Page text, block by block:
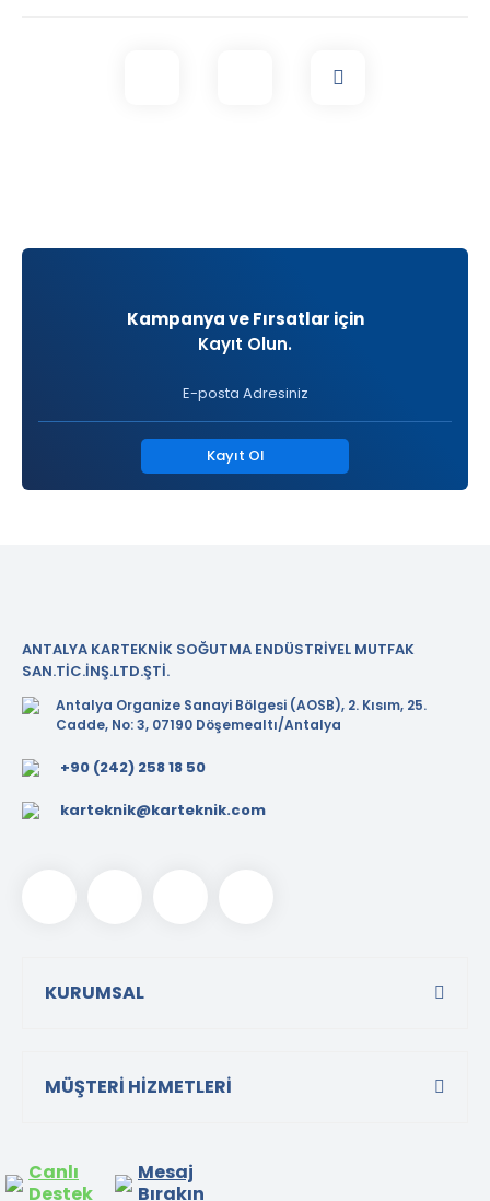
Kampanya ve Fırsatlar için
Kayıt Olun.
Kayıt Ol
ANTALYA KARTEKNİK SOĞUTMA ENDÜSTRİYEL MUTFAK
SAN.TİC.İNŞ.LTD.ŞTİ.
Antalya Organize Sanayi Bölgesi (AOSB), 2. Kısım, 25.
Cadde, No: 3, 07190 Döşemealtı/Antalya
+90 (242) 258 18 50
karteknik@karteknik.com
KURUMSAL
MÜŞTERİ HİZMETLERİ
Canlı
Destek
Mesaj
Bırakın